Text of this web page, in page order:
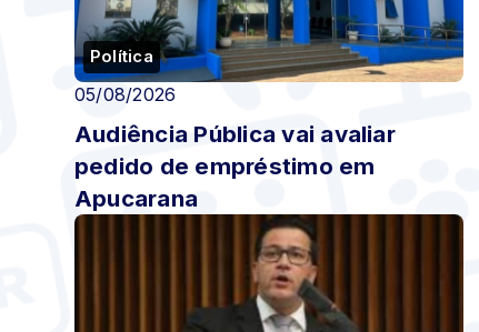
Política
05/08/2026
Audiência Pública vai avaliar
pedido de empréstimo em
Apucarana